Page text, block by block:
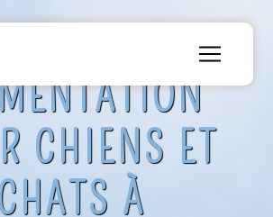
CHIENS ET
À